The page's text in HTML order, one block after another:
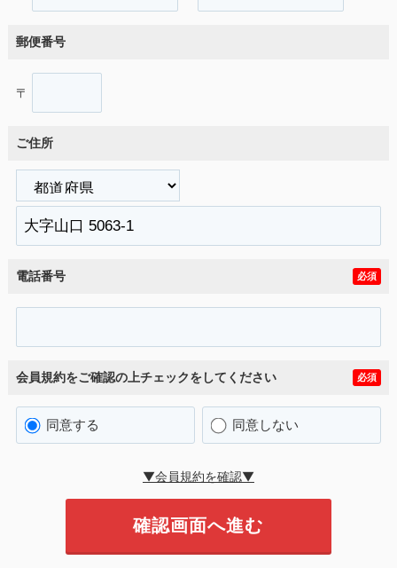
郵便番号
〒
ご住所
電話番号 必須
会員規約をご確認の上チェックをしてください 必須
同意する 同意しない
▼会員規約を確認▼